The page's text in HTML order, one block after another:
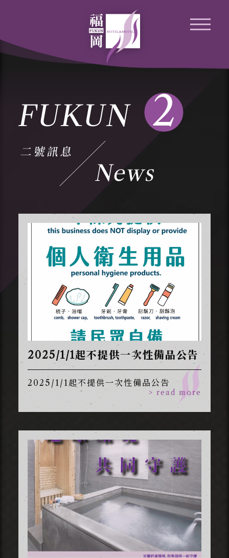
FUKUN 2
二號訊息
News
2025/1/1起不提供一次性備品公告
2025/1/1起不提供一次性備品公告
> read more